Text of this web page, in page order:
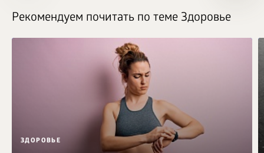
Рекомендуем почитать по теме Здоровье
ЗДОРОВЬЕ